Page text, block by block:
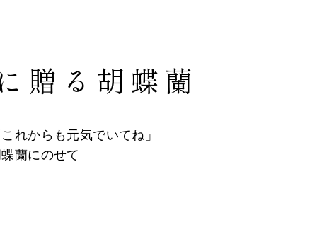
贈る胡蝶蘭
れからも元気でいてね」
蘭にのせて